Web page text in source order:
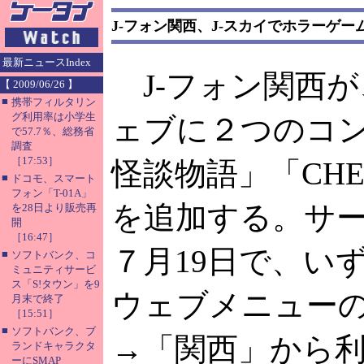
最新ニュースIndex
【 2009/06/26 】
■ 携帯フィルタリン
グ利用率は小学生
で57.7％、総務省
調査
［17:53］
■ ドコモ、スマート
フォン「T-01A」
を28日より販売再
開
［16:47］
■ ソフトバンク、コ
ミュニティサービ
ス「S!タウン」を9
月末で終了
［15:51］
■ ソフトバンク、ブ
ランドキャラクタ
ーにSMAP
J-フォン関西、J-スカイでホラーゲー
J-フォン関西が
ェブに２つのコ
怪談物語」「
を追加する。サ
７月19日で、い
ウェブメニュー
→「関西」から